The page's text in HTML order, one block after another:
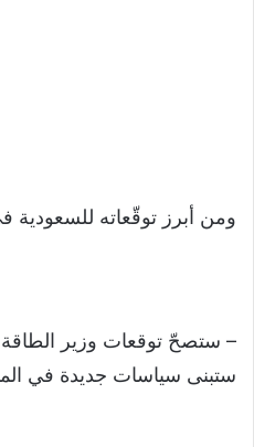
ومن أبرز توقّعاته للسعودية
– ستصحّ توقعات وزير
ستبنى سياسات جديدة في